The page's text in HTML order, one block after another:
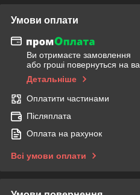
Умови оплати
Ви отримаєте замовлення
або гроші повернуться на
Детальніше
Оплатити частинами
Післяплата
Оплата на рахунок
Всі умови оплати